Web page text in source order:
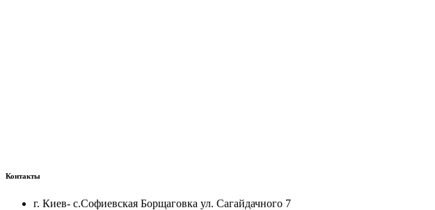
Контакты
г. Киев- с.Софиевская Борщаговка ул. Сагайдачного 7